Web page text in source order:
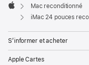
Apple
Mac reconditionné
iMac 24 pouces reconditionné
S’informer et acheter
Apple Cartes